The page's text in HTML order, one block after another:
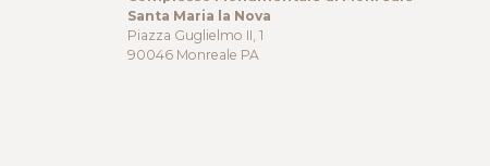
Santa Maria la Nova
Piazza Guglielmo II, 1
90046 Monreale PA